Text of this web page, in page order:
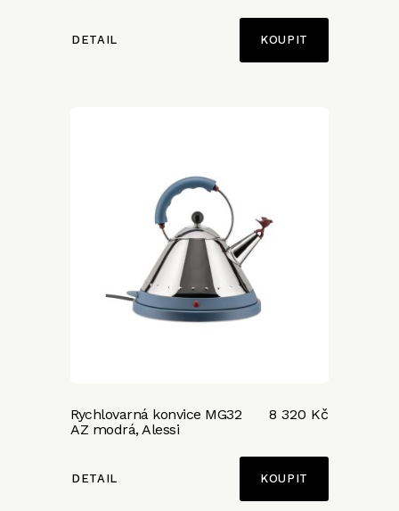
DETAIL
Rychlovarná konvice MG32
AZ modrá, Alessi
8 320 Kč
DETAIL